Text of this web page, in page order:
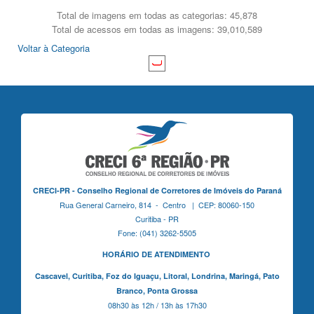
Total de imagens em todas as categorias: 45,878
Total de acessos em todas as imagens: 39,010,589
Voltar à Categoria
CRECI-PR - Conselho Regional de Corretores de Imóveis do Paraná
Rua General Carneiro, 814 - Centro | CEP: 80060-150
Curitiba - PR
Fone: (041) 3262-5505
HORÁRIO DE ATENDIMENTO
Cascavel, Curitiba,Foz do Iguaçu, Litoral, Londrina, Maringá, Pato
Branco, Ponta Grossa
08h30 às 12h / 13h às 17h30